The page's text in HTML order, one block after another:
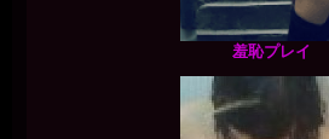
羞恥プレイ